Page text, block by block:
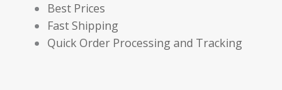
Best Prices
Fast Shipping
Quick Order Processing and Tracking